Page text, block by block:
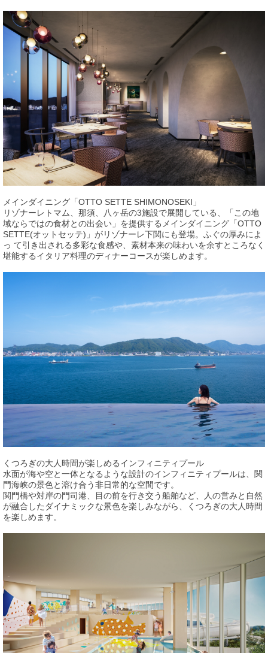
メインダイニング「OTTO SETTE SHIMONOSEKI」
リゾナーレトマム、那須、八ヶ岳の3施設で展開している、「この地
域ならではの食材との出会い」を提供するメインダイニング「OTTO
SETTE(オットセッテ)」がリゾナーレ下関にも登場。ふぐの厚みによ
っ て引き出される多彩な食感や、素材本来の味わいを余すところなく
堪能するイタリア料理のディナーコースが楽しめます。
くつろぎの大人時間が楽しめるインフィニティプール
水面が海や空と一体となるような設計のインフィニティプールは、関
門海峡の景色と溶け合う非日常的な空間です。
関門橋や対岸の門司港、目の前を行き交う船舶など、人の営みと自然
が融合したダイナミックな景色を楽しみながら、くつろぎの大人時間
を楽しめます。